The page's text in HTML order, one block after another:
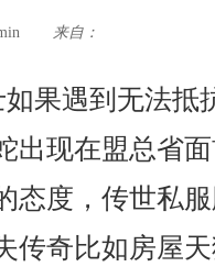
来自：
果遇到无法抵
出现在盟总省
态度，传世私
传奇比如房屋